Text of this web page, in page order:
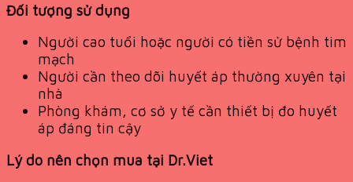
Đối tượng sử dụng
Người cao tuổi hoặc người có tiền sử bệnh tim
mạch
Người cần theo dõi huyết áp thường xuyên tại
nhà
Phòng khám, cơ sở y tế cần thiết bị đo huyết
áp đáng tin cậy
Lý do nên chọn mua tại Dr.Viet